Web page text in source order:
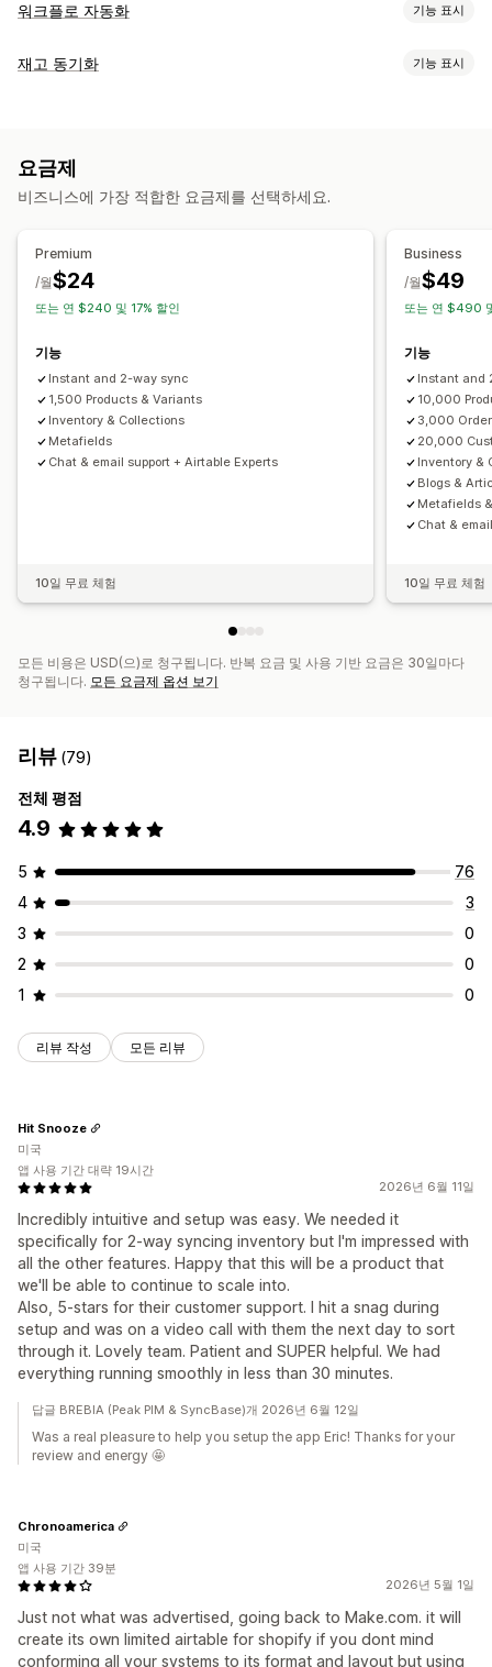
워크플로 자동화 기능 표시
자동화 작업
맞춤 설정
예약된 작업
재고 동기화 기능 표시
멀티스토어
오류 보고서
데이터 가져오기 및 내보내기
요금제
비즈니스에 가장 적합한 요금제를 선택하세요.
Premium
$24
/월
또는 연 $240 및 17% 할인
기능
Instant and 2-way sync
1,500 Products & Variants
Inventory & Collections
Metafields
Chat & email support + Airtable Experts
10일 무료 체험
Business
$49
/월
또는 연 $490
기능
Instant and
10,000
3,000
20,000
Inventory &
Blogs &
Metafields
Chat &
10일 무료 체험
모든 비용은 USD(으)로 청구됩니다. 반복 요금 및 사용 기반 요금은 30일마다
청구됩니다. 모든 요금제 옵션 보기
리뷰 (79)
전체 평점
4.9
5
76
4
3
3
0
2
0
1
0
리뷰 작성 모든 리뷰
2026년 6월 11일
Incredibly intuitive and setup was easy. We needed it
specifically for 2-way syncing inventory but I'm impressed with
all the other features. Happy that this will be a product that
we'll be able to continue to scale into.
Also, 5-stars for their customer support. I hit a snag during
setup and was on a video call with them the next day to sort
through it. Lovely team. Patient and SUPER helpful. We had
everything running smoothly in less than 30 minutes.
Hit Snooze
미국
앱 사용 기간 대략 19시간
답글 BREBIA (Peak PIM & SyncBase)개 2026년 6월 12일
Was a real pleasure to help you setup the app Eric! Thanks for your
review and energy 🤩
2026년 5월 1일
Just not what was advertised, going back to Make.com. it will
create its own limited airtable for shopify if you dont mind
conforming all your systems to its format and layout but using
Chronoamerica
미국
앱 사용 기간 39분